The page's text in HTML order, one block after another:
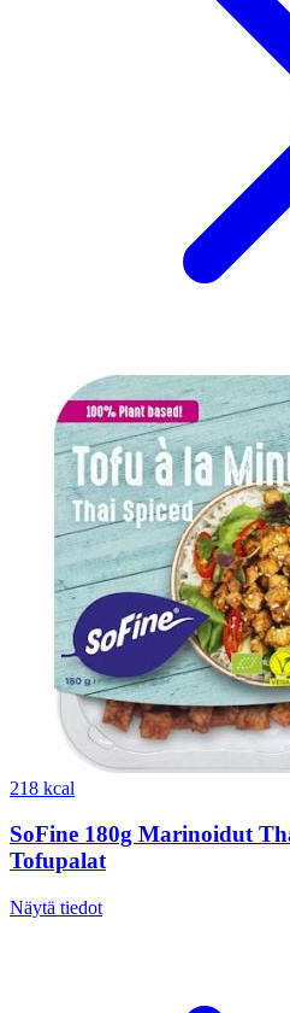
218 kcal
SoFine 180g Marinoidut
Tofupalat
Näytä tiedot